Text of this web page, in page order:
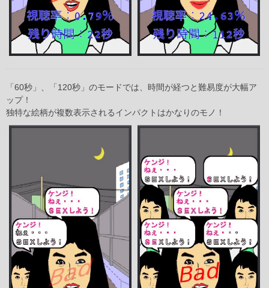
「60秒」、「120秒」のモードでは、時間が経つと難易度が大幅ア
ップ！
独特な絵柄が複数表示されるインパクトはかなりのモノ！